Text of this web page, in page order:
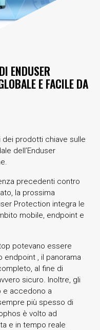
ENDUSER
E FACILE DA
dei prodotti chiave sulle
dell’Enduser
precedenti contro
la prossima
Protection integra le
mobile, endpoint e
potevano essere
endpoint , il panorama
al fine di
sicuro. Inoltre, gli
e accedono a
più spesso di
è volto ad
e in tempo reale